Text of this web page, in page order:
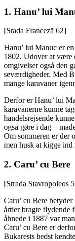
1. Hanu’ lui
[Stada Franceză 62]
Hanu’ lui Manuc er
1802. Udover at være
omgivelser også den
seværdigheder. Med
mange karavaner
Derfor er Hanu’ lui
karavanerne kunne
handelsrejsende
også gøre i dag –
Om sommeren er der
men husk at kigge ind
2. Caru’ cu Bere
[Strada Stavropoleos
Caru’ cu Bere
årtier bragte flydende
åbnede i 1887 var
Caru’ cu Bere er
Bukarests bedst